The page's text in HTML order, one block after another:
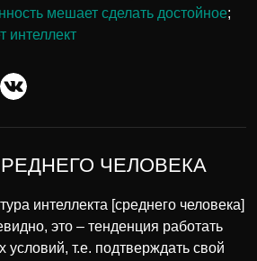
мешает сделать достойное;
интеллект
ЧЕЛОВЕКА
интеллекта [среднего человека]
это – тенденция работать
условий, т.е. подтверждать свой